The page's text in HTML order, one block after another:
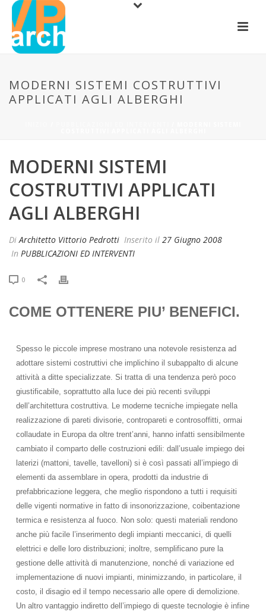
MODERNI SISTEMI COSTRUTTIVI
APPLICATI AGLI ALBERGHI
MODERNI SISTEMI
COSTRUTTIVI APPLICATI
AGLI ALBERGHI
DiArchitetto Vittorio Pedrotti Inserito il 27 Giugno 2008
In PUBBLICAZIONI ED INTERVENTI
0
COME OTTENERE PIU’ BENEFICI.
Spesso le piccole imprese mostrano una notevole resistenza ad
adottare sistemi costruttivi che implichino il subappalto di alcune
attività a ditte specializzate. Si tratta di una tendenza però poco
giustificabile, soprattutto alla luce dei più recenti sviluppi
dell’architettura costruttiva. Le moderne tecniche impiegate nella
realizzazione di pareti divisorie, contropareti e controsoffitti, ormai
collaudate in Europa da oltre trent’anni, hanno infatti sensibilmente
cambiato il comparto delle costruzioni edili: dall’usuale impiego dei
laterizi (mattoni, tavelle, tavelloni) si è così passati all’impiego di
elementi da assemblare in opera, prodotti da industrie di
prefabbricazione leggera, che meglio rispondono a tutti i requisiti
delle vigenti normative in fatto di insonorizzazione, coibentazione
termica e resistenza al fuoco. Non solo: questi materiali rendono
anche più facile l’inserimento degli impianti meccanici, di quelli
elettrici e delle loro distribuzioni; inoltre, semplificano pure la
gestione delle attività di manutenzione, nonché di variazione ed
implementazione di nuovi impianti, minimizzando, in particolare, il
costo, il disagio ed il tempo necessario alle opere di demolizione.
Un altro vantaggio indiretto dell’impiego di queste tecnologie è infine